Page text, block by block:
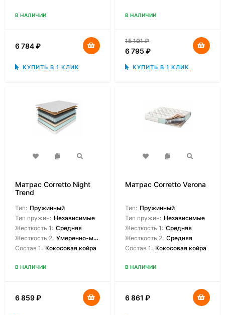
В НАЛИЧИИ
6 784₽
КУПИТЬ В 1 КЛИК
В НАЛИЧИИ
15 101₽
6 795 ₽
КУПИТЬ В 1 КЛИК
Матрас Corretto Night
Trend
Тип: Пружинный
Тип пружин: Независимые
Жесткость 1: Средняя
Жесткость 2: Умеренно-мягкая
Состав 1: Кокосовая койра
В НАЛИЧИИ
6 859₽
Матрас Corretto Verona
Тип: Пружинный
Тип пружин: Независимые
Жесткость 1: Средняя
Жесткость 2: Средняя
Состав 1: Кокосовая койра
В НАЛИЧИИ
6 861 ₽